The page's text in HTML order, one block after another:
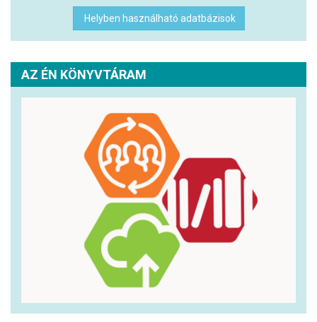
Helyben használható adatbázisok
AZ ÉN KÖNYVTÁRAM